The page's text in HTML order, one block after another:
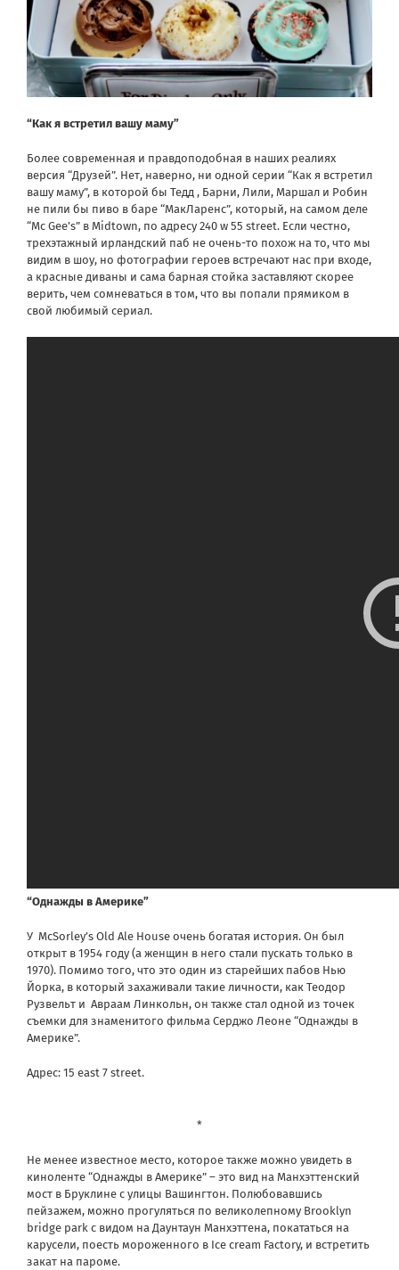
“Как я встретил вашу маму”
Более современная и правдоподобная в наших реалиях
версия “Друзей”. Нет, наверно, ни одной серии “Как я встретил
вашу маму”, в которой бы Тедд , Барни, Лили, Маршал и Робин
не пили бы пиво в баре “МакЛаренс”, который, на самом деле
“Mc Gee’s” в Midtown, по адресу 240 w 55 street. Если честно,
трехэтажный ирландский паб не очень-то похож на то, что мы
видим в шоу, но фотографии героев встречают нас при входе,
а красные диваны и сама барная стойка заставляют скорее
верить, чем сомневаться в том, что вы попали прямиком в
свой любимый сериал.
“Однажды в Америке”
У McSorley’s Old Ale House очень богатая история. Он был
открыт в 1954 году (а женщин в него стали пускать только в
1970). Помимо того, что это один из старейших пабов Нью
Йорка, в который захаживали такие личности, как Теодор
Рузвельт и Авраам Линкольн, он также стал одной из точек
съемки для знаменитого фильма Серджо Леоне “Однажды в
Америке”.
Адрес: 15 east 7 street.
*
Не менее известное место, которое также можно увидеть в
киноленте “Однажды в Америке” – это вид на Манхэттенский
мост в Бруклине с улицы Вашингтон. Полюбовавшись
пейзажем, можно прогуляться по великолепному Brooklyn
bridge park с видом на Даунтаун Манхэттена, покататься на
карусели, поесть мороженного в Ice cream Factory, и встретить
закат на пароме.